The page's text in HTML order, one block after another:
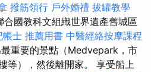
撥筋領行 戶外婚禮 拔罐教學
合國教科文組織世界遺產舊城區
帳士 推薦用書 中醫經絡按摩課程
重要的景點（Medvepark，市
等），然後離開家。 享受船上